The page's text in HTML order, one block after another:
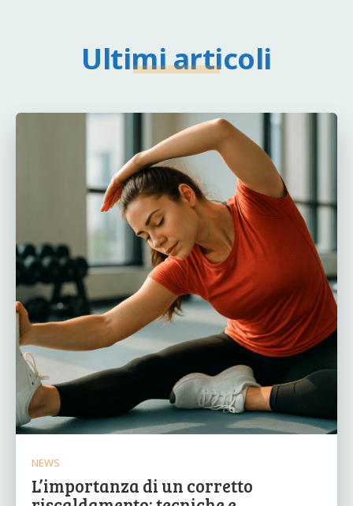
Ultimi articoli
NEWS
L’importanza di un corretto